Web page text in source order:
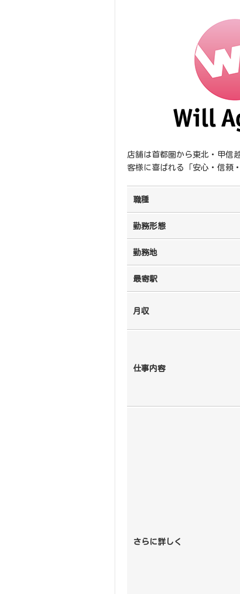
店舗は首都圏から東北・甲信
客様に喜ばれる「安心・信頼
職種
勤務形態
勤務地
最寄駅
月収
仕事内容
さらに詳しく